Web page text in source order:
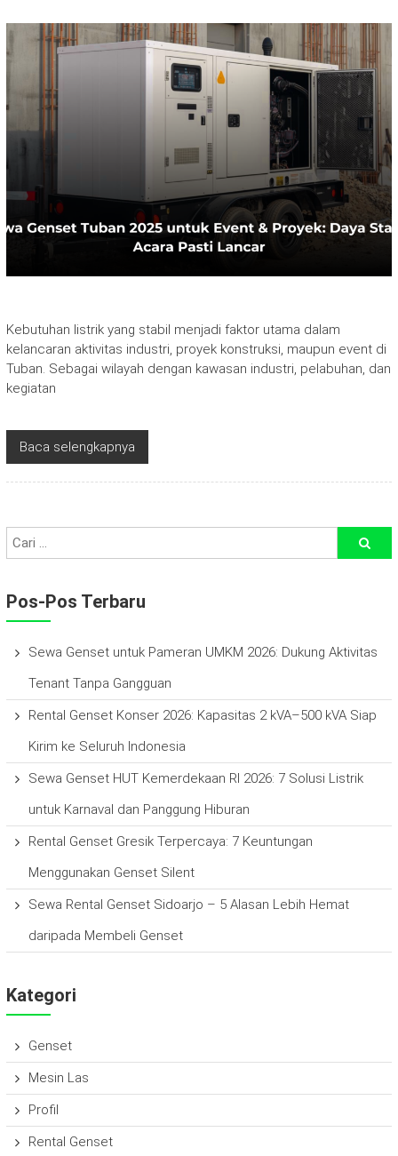
Kebutuhan listrik yang stabil menjadi faktor utama dalam
kelancaran aktivitas industri, proyek konstruksi, maupun event di
Tuban. Sebagai wilayah dengan kawasan industri, pelabuhan, dan
kegiatan
Baca selengkapnya
Pos-Pos Terbaru
Sewa Genset untuk Pameran UMKM 2026: Dukung Aktivitas
Tenant Tanpa Gangguan
Rental Genset Konser 2026: Kapasitas 2 kVA–500 kVA Siap
Kirim ke Seluruh Indonesia
Sewa Genset HUT Kemerdekaan RI 2026: 7 Solusi Listrik
untuk Karnaval dan Panggung Hiburan
Rental Genset Gresik Terpercaya: 7 Keuntungan
Menggunakan Genset Silent
Sewa Rental Genset Sidoarjo – 5 Alasan Lebih Hemat
daripada Membeli Genset
Kategori
Genset
Mesin Las
Profil
Rental Genset